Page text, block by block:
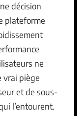
décision
plateforme
ne
vrai piège
et de sous-
l’entourent.